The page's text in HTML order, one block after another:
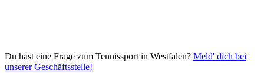
Du hast eine Frage zum Tennissport in Westfalen? Meld' dich bei
unserer Geschäftsstelle!